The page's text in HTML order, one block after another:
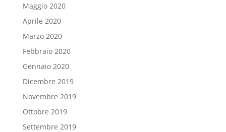
Maggio 2020
Aprile 2020
Marzo 2020
Febbraio 2020
Gennaio 2020
Dicembre 2019
Novembre 2019
Ottobre 2019
Settembre 2019